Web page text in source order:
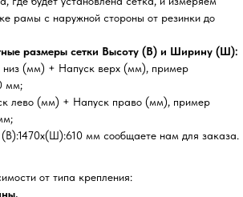
рамы с наружной стороны от резинки до
размеры сетки Высоту (В) и Ширину (Ш):
(мм) + Напуск верх (мм), пример
мм;
лево (мм) + Напуск право (мм), пример
мм сообщаете нам для заказа.
от типа крепления: